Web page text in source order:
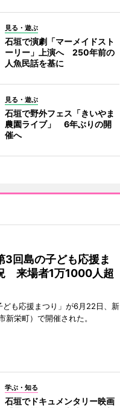
見る・遊ぶ
石垣で演劇「マーメイドスト
ーリー」上演へ 250年前の
人魚民話を基に
見る・遊ぶ
石垣で野外フェス「きいやま
農園ライブ」 6年ぶりの開
催へ
3回島の子ども応援ま
来場者1万1000人超
ども応援まつり」が6月22日、新
新栄町）で開催された。
学ぶ・知る
石垣でドキュメンタリー映画